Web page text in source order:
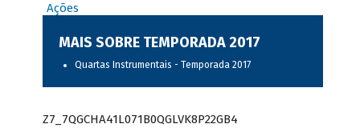
Ações
MAIS SOBRE TEMPORADA 2017
Quartas Instrumentais - Temporada 2017
Z7_7QGCHA41L071B0QGLVK8P22GB4